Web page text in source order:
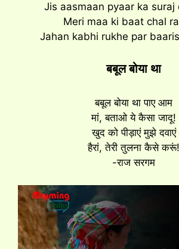
Jis aasmaan pyaar ka suraj
Meri maa ki baat chal
Jahan kabhi rukhe par
बबूल बोया था
बबूल बोया था पाए आम
मां, बताओ ये कैसा जादू!
खुद को पीड़ाएं मुझे दवाएं
हैरां, तेरी तुलना कैसे करूं!
-राज सरगम